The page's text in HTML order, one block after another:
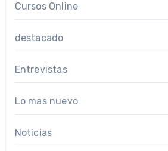
Cursos Online
destacado
Entrevistas
Lo mas nuevo
Noticias